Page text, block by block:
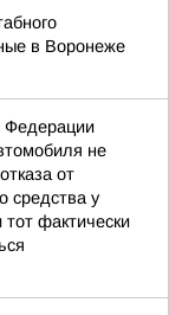
в Воронеже
Федерации
не
от
средства у
тот фактически